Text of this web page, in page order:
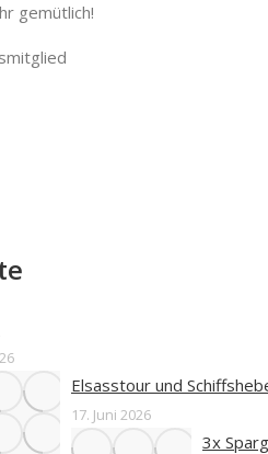
gemütlich!
Elsasstour und
17. Juni 2026
3x